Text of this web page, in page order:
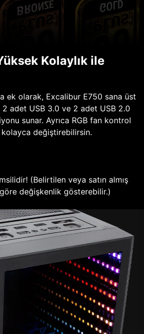
Kolaylık ile
ek olarak, Excalibur E750 sana üst
adet USB 3.0 ve 2 adet USB 2.0
sunar. Ayrıca RGB fan kontrol
değiştirebilirsin.
(Belirtilen veya satın almış
değişkenlik gösterebilir.)